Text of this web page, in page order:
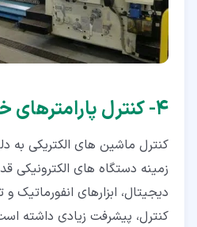
۴‏- کنترل پارامترهای خروجی ماشین ها
کنترل ماشین های الکتریکی به
زمینه دستگاه های الکترونیکی
دیجیتال، ابزارهای انفورماتیک
کنترل، پیشرفت زیادی داشته